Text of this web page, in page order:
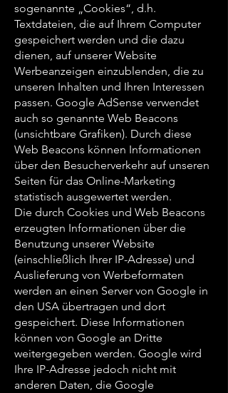
sogenannte „Cookies“, d.h.
Textdateien, die auf Ihrem Computer
gespeichert werden und die dazu
dienen, auf unserer Website
Werbeanzeigen einzublenden, die zu
unseren Inhalten und Ihren Interessen
passen. Google AdSense verwendet
auch so genannte Web Beacons
(unsichtbare Grafiken). Durch diese
Web Beacons können Informationen
über den Besucherverkehr auf unseren
Seiten für das Online-Marketing
statistisch ausgewertet werden.
Die durch Cookies und Web Beacons
erzeugten Informationen über die
Benutzung unserer Website
(einschließlich Ihrer IP-Adresse) und
Auslieferung von Werbeformaten
werden an einen Server von Google in
den USA übertragen und dort
gespeichert. Diese Informationen
können von Google an Dritte
weitergegeben werden. Google wird
Ihre IP-Adresse jedoch nicht mit
anderen Daten, die Google